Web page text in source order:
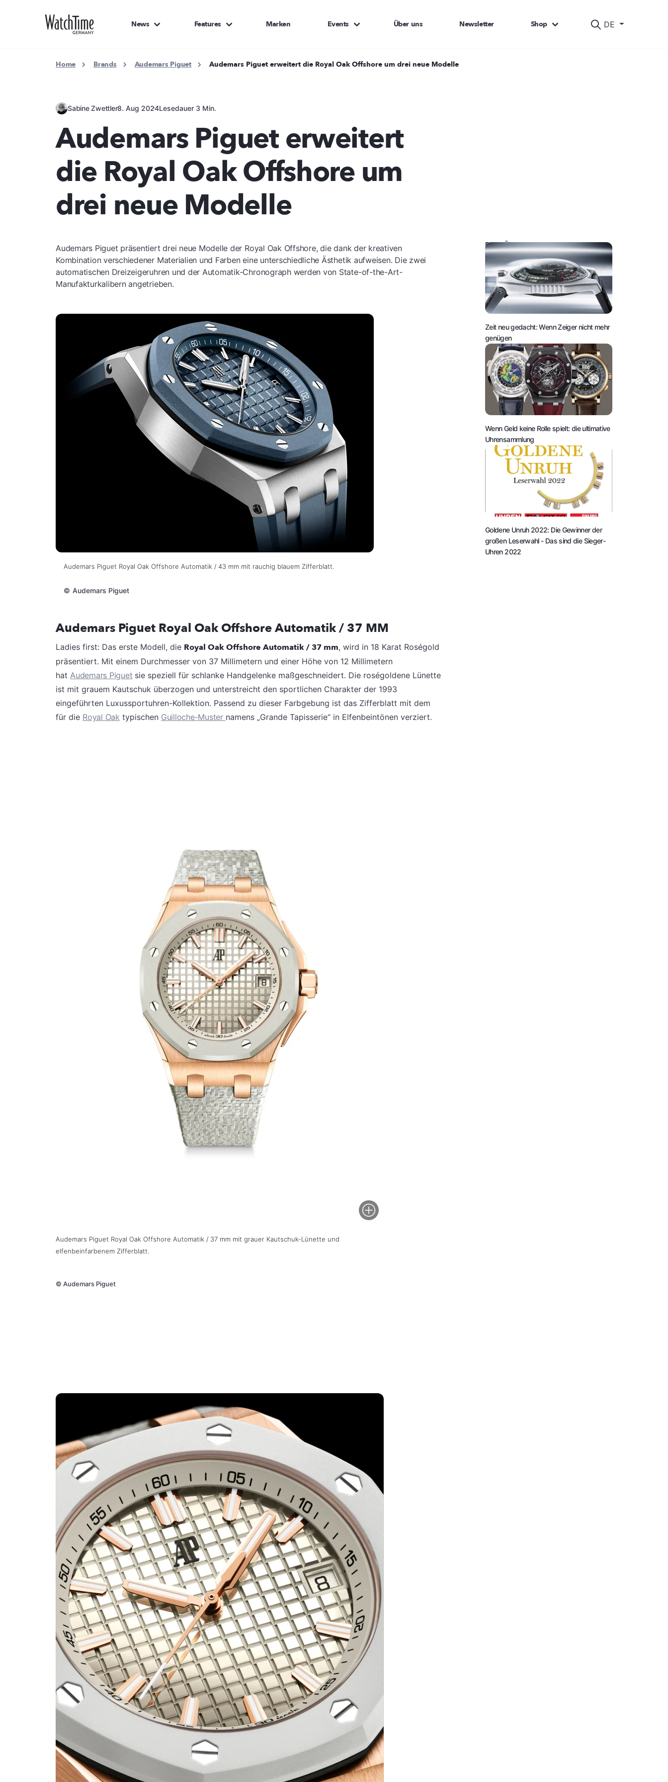
DE
News Features Marken Events Über uns Newsletter Shop
Home Brands Audemars Piguet Audemars Piguet erweitert die Royal Oak Offshore um drei neue Modelle
Sabine Zwettler8. Aug 2024Lesedauer 3 Min.
Audemars Piguet erweitert
die Royal Oak Offshore um
drei neue Modelle
Audemars Piguet präsentiert drei neue Modelle der Royal Oak Offshore, die dank der kreativen
Kombination verschiedener Materialien und Farben eine unterschiedliche Ästhetik aufweisen. Die zwei
automatischen Dreizeigeruhren und der Automatik-Chronograph werden von State-of-the-Art-
Manufakturkalibern angetrieben.
Audemars Piguet Royal Oak Offshore Automatik / 43 mm mit rauchig blauem Zifferblatt.
© Audemars Piguet
Audemars Piguet Royal Oak Offshore Automatik / 37 MM
Ladies first: Das erste Modell, die Royal Oak Offshore Automatik / 37 mm, wird in 18 Karat Roségold
präsentiert. Mit einem Durchmesser von 37 Millimetern und einer Höhe von 12 Millimetern
hat Audemars Piguet sie speziell für schlanke Handgelenke maßgeschneidert. Die roségoldene Lünette
ist mit grauem Kautschuk überzogen und unterstreicht den sportlichen Charakter der 1993
eingeführten Luxussportuhren-Kollektion. Passend zu dieser Farbgebung ist das Zifferblatt mit dem
für die Royal Oak typischen Guilloche-Muster namens „Grande Tapisserie“ in Elfenbeintönen verziert.
Audemars Piguet Royal Oak Offshore Automatik / 37 mm mit grauer Kautschuk-Lünette und
elfenbeinfarbenem Zifferblatt.
© Audemars Piguet
DAS KÖNNTE SIE AUCH INTERESSIEREN:
Zeit neu gedacht: Wenn Zeiger nicht mehr
genügen
Wenn Geld keine Rolle spielt: die ultimative
Uhrensammlung
Goldene Unruh 2022: Die Gewinner der
großen Leserwahl - Das sind die Sieger-
Uhren 2022